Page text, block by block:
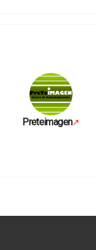
Preteimagen↗
Se abre en